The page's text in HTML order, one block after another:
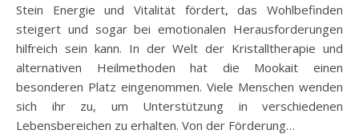
Stein Energie und Vitalität fördert, das Wohlbefinden
steigert und sogar bei emotionalen Herausforderungen
hilfreich sein kann. In der Welt der Kristalltherapie und
alternativen Heilmethoden hat die Mookait einen
besonderen Platz eingenommen. Viele Menschen wenden
sich ihr zu, um Unterstützung in verschiedenen
Lebensbereichen zu erhalten. Von der Förderung…